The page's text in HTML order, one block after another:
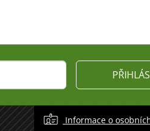
Informace o